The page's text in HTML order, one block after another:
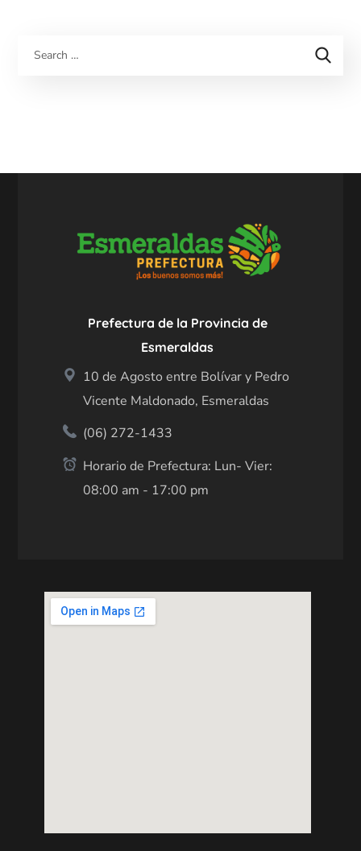
Prefectura de la Provincia de
Esmeraldas
10 de Agosto entre Bolívar y Pedro
Vicente Maldonado, Esmeraldas
(06) 272-1433
Horario de Prefectura: Lun- Vier:
08:00 am - 17:00 pm